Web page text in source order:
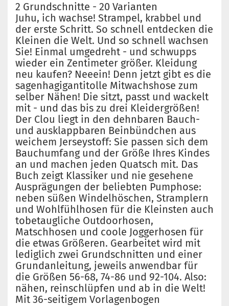
2 Grundschnitte - 20 Varianten
Juhu, ich wachse! Strampel, krabbel und
der erste Schritt. So schnell entdecken die
Kleinen die Welt. Und so schnell wachsen
Sie! Einmal umgedreht - und schwupps
wieder ein Zentimeter größer. Kleidung
neu kaufen? Neeein! Denn jetzt gibt es die
sagenhagigantitolle Mitwachshose zum
selber Nähen! Die sitzt, passt und wackelt
mit - und das bis zu drei Kleidergrößen!
Der Clou liegt in den dehnbaren Bauch-
und ausklappbaren Beinbündchen aus
weichem Jerseystoff: Sie passen sich dem
Bauchumfang und der Größe Ihres Kindes
an und machen jeden Quatsch mit. Das
Buch zeigt Klassiker und nie gesehene
Ausprägungen der beliebten Pumphose:
neben süßen Windelhöschen, Stramplern
und Wohlfühlhosen für die Kleinsten auch
tobetaugliche Outdoorhosen,
Matschhosen und coole Joggerhosen für
die etwas Größeren. Gearbeitet wird mit
lediglich zwei Grundschnitten und einer
Grundanleitung, jeweils anwendbar für
die Größen 56-68, 74-86 und 92-104. Also:
nähen, reinschlüpfen und ab in die Welt!
Mit 36-seitigem Vorlagenbogen